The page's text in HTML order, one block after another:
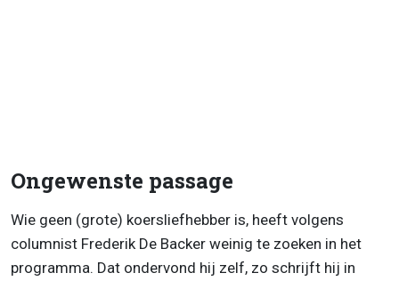
Ongewenste passage
Wie geen (grote) koersliefhebber is, heeft volgens
columnist Frederik De Backer weinig te zoeken in het
programma. Dat ondervond hij zelf, zo schrijft hij in